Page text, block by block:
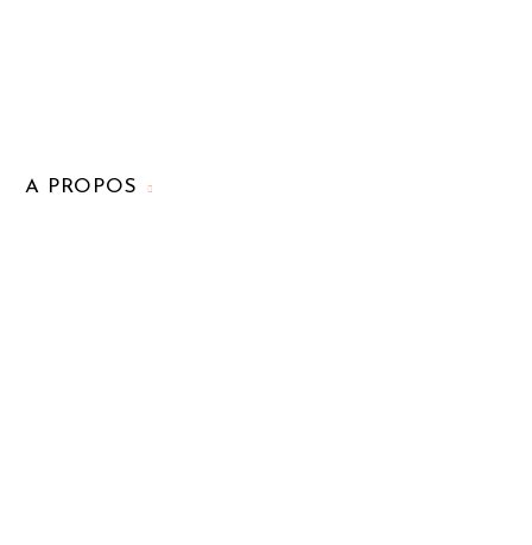
A PROPOS